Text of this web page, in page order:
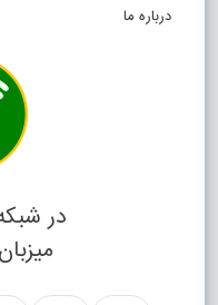
درباره ما
در